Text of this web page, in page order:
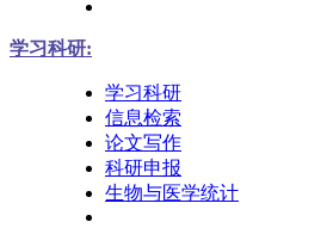
学习科研:
学习科研
信息检索
论文写作
科研申报
生物与医学统计